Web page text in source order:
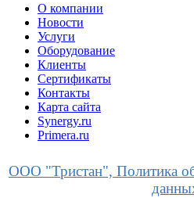
О компании
Новости
Услуги
Оборудование
Клиенты
Сертификаты
Контакты
Карта сайта
Synergy.ru
Primera.ru
ООО "Тристан", Политика